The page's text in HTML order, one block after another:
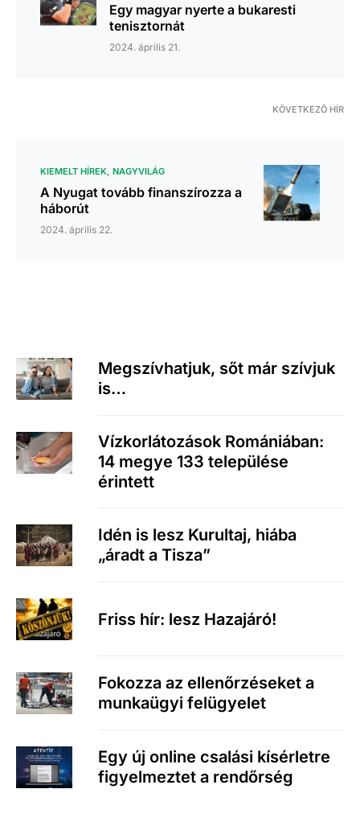
Egy magyar nyerte a bukaresti
tenisztornát
2024. április 21.
KÖVETKEZŐ HÍR
KIEMELT HÍREK NAGYVILÁG
A Nyugat tovább finanszírozza a
háborút
2024. április 22.
Megszívhatjuk, sőt már szívjuk
is…
Vízkorlátozások Romániában:
14 megye 133 települése
érintett
Idén is lesz Kurultaj, hiába
„áradt a Tisza”
Friss hír: lesz Hazajáró!
Fokozza az ellenőrzéseket a
munkaügyi felügyelet
Egy új online csalási kísérletre
figyelmeztet a rendőrség